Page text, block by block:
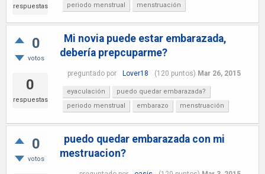
respuestas
periodo menstrual
menstruación
0
votos
0
respuestas
Mi novia puede estar embarazada,
debería prepcuparme?
preguntado por Lover18 (120 puntos) Mar 26, 2015
eyaculación
puedo quedar embarazada?
periodo menstrual
embarazo menstruación
0
votos
puedo quedar embarazada con mi
mestruacion?